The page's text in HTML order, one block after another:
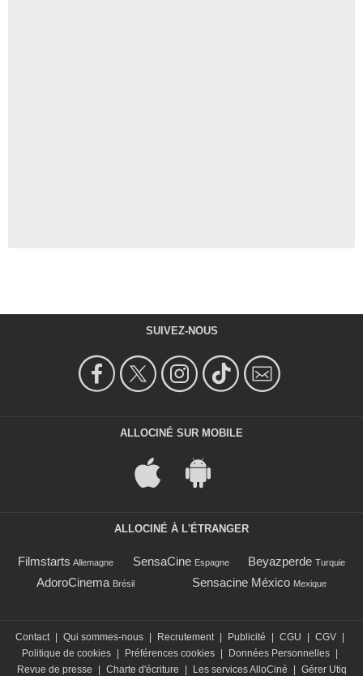
SUIVEZ-NOUS
ALLOCINÉ SUR MOBILE
ALLOCINÉ À L'ÉTRANGER
Filmstarts Allemagne SensaCine Espagne Beyazperde Turquie
AdoroCinema Brésil Sensacine México Mexique
Contact | Qui sommes-nous | Recrutement | Publicité | CGU | CGV |
Politique de cookies | Préférences cookies | Données Personnelles |
Revue de presse
| Charte d'écriture | Les services AlloCiné | Gérer Utiq